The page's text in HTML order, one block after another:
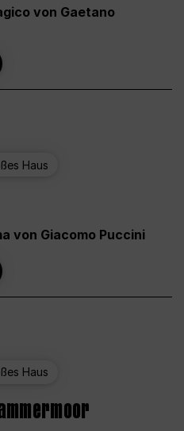
von Gaetano
Haus
von Giacomo Puccini
Haus